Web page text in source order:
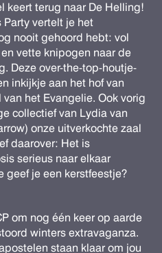
keert terug naar De Helling!
Party vertelt je het
nooit gehoord hebt: vol
vette knipogen naar de
Deze over-the-top-houtje-
inkijkje aan het hof van
het Evangelie. Ook vorig
collectief van Lydia van
onze uitverkochte zaal
daarover: Het is
serieus naar elkaar
geef je een kerstfeestje?
om nog één keer op aarde
winters extravaganza.
staan klaar om jou